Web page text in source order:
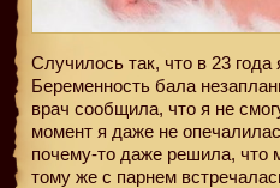
Случилось так, что в 23 года
Беременность бала
врач сообщила, что я не
момент я даже не
почему-то даже решила, что
тому же с парнем